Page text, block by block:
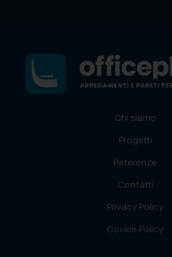
Chi siamo
Progetti
Referenze
Contatti
Privacy Policy
Cookie Policy